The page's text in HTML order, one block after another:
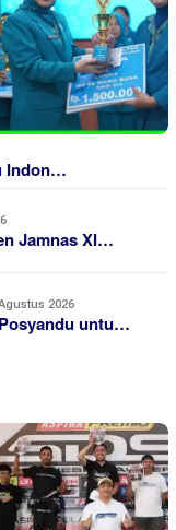
Indon…
Jamnas XI…
2026
untu…